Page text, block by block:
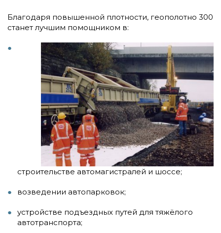
Благодаря повышенной плотности, геополотно 300
станет лучшим помощником в:
строительстве автомагистралей и шоссе;
возведении автопарковок;
устройстве подъездных путей для тяжёлого
автотранспорта;